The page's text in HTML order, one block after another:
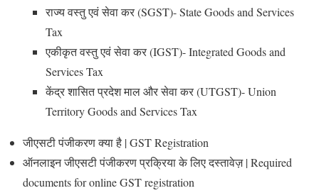
राज्य वस्तु एवं सेवा कर (SGST)- State Goods and Services
Tax
एकीकृत वस्तु एवं सेवा कर (IGST)- Integrated Goods and
Services Tax
केंद्र शासित प्रदेश माल और सेवा कर (UTGST)- Union
Territory Goods and Services Tax
जीएसटी पंजीकरण क्या है | GST Registration
ऑनलाइन जीएसटी पंजीकरण प्रक्रिया के लिए दस्तावेज़ | Required
documents for online GST registration